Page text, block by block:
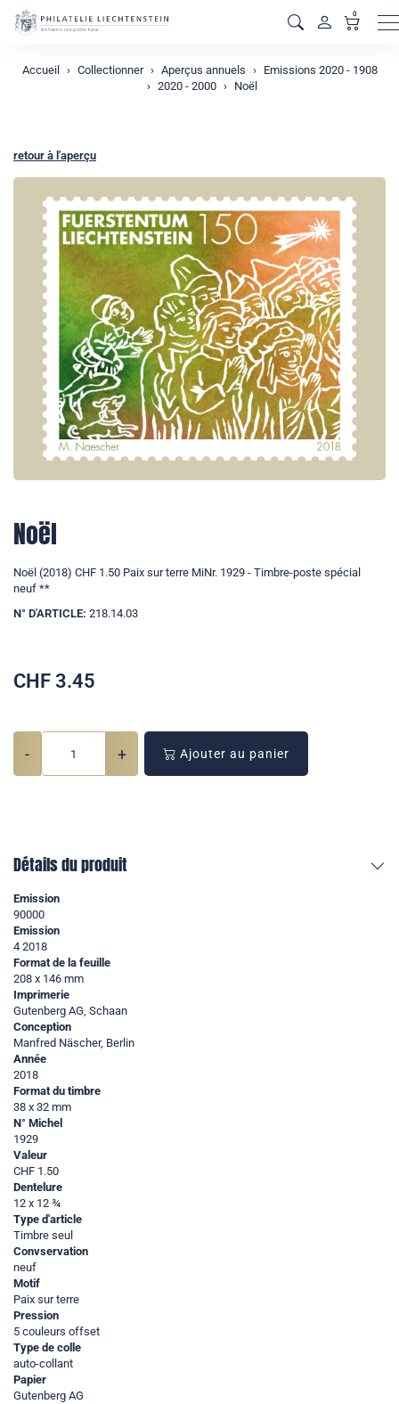
0
Accueil Collectionner Aperçus annuels
Emissions 2020 - 1908
2020 - 2000
Noël
retour à l'aperçu
Noël
Noël (2018) CHF 1.50 Paix sur terre MiNr. 1929 - Timbre-poste spécial
neuf **
N° D'ARTICLE: 218.14.03
CHF 3.45
- + Ajouter au panier
Détails du produit
Emission
90000
Emission
4 2018
Format de la feuille
208 x 146 mm
Imprimerie
Gutenberg AG, Schaan
Conception
Manfred Näscher, Berlin
Année
2018
Format du timbre
38 x 32 mm
N° Michel
1929
Valeur
CHF 1.50
Dentelure
12 x 12 ¾
Type d'article
Timbre seul
Convservation
neuf
Motif
Paix sur terre
Pression
5 couleurs offset
Type de colle
auto-collant
Papier
Gutenberg AG